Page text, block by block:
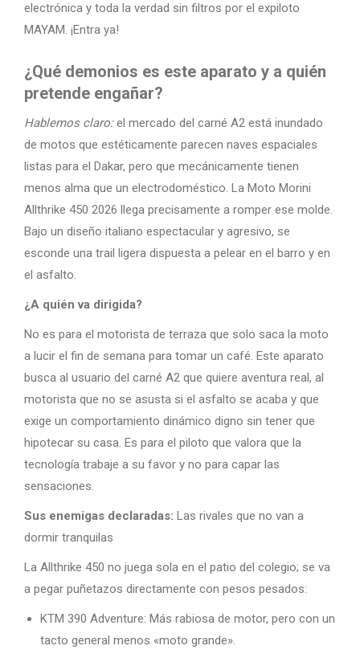
electrónica y toda la verdad sin filtros por el expiloto
MAYAM. ¡Entra ya!
¿Qué demonios es este aparato y a quién
pretende engañar?
Hablemos claro:el mercado del carné A2 está inundado
de motos que estéticamente parecen naves espaciales
listas para el Dakar, pero que mecánicamente tienen
menos alma que un electrodoméstico. La Moto Morini
Allthrike 450 2026 llega precisamente a romper ese molde.
Bajo un diseño italiano espectacular y agresivo, se
esconde una trail ligera dispuesta a pelear en el barro y en
el asfalto.
¿A quién va dirigida?
No es para el motorista de terraza que solo saca la moto
a lucir el fin de semana para tomar un café. Este aparato
busca al usuario del carné A2 que quiere aventura real, al
motorista que no se asusta si el asfalto se acaba y que
exige un comportamiento dinámico digno sin tener que
hipotecar su casa. Es para el piloto que valora que la
tecnología trabaje a su favor y no para capar las
sensaciones.
Sus enemigas declaradas: Las rivales que no van a
dormir tranquilas
La Allthrike 450 no juega sola en el patio del colegio; se va
a pegar puñetazos directamente con pesos pesados:
KTM 390 Adventure: Más rabiosa de motor, pero con un
tacto general menos «moto grande».